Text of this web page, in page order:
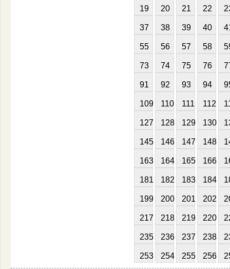
19 20 21 22
37 38 39 40
55 56 57 58
73 74 75 76
91 92 93 94
109 110 111 112
127 128 129 130
145 146 147 148
163 164 165 166
181 182 183 184
199 200 201 202
217 218 219 220
235 236 237 238
253 254 255 256